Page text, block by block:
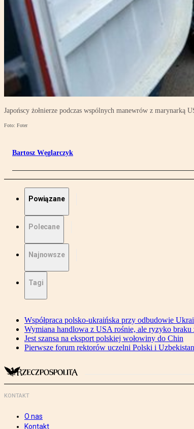
Japońscy żołnierze podczas wspólnych manewrów z
Foto: Foter
Bartosz Węglarczyk
Powiązane
Polecane
Najnowsze
Tagi
Współpraca polsko-ukraińska przy odbudowie
Wymiana handlowa z USA rośnie, ale ryzyko braku
Jest szansa na eksport polskiej wołowiny do Chin
Pierwsze forum rektorów uczelni Polski i
KONTAKT
O nas
Kontakt